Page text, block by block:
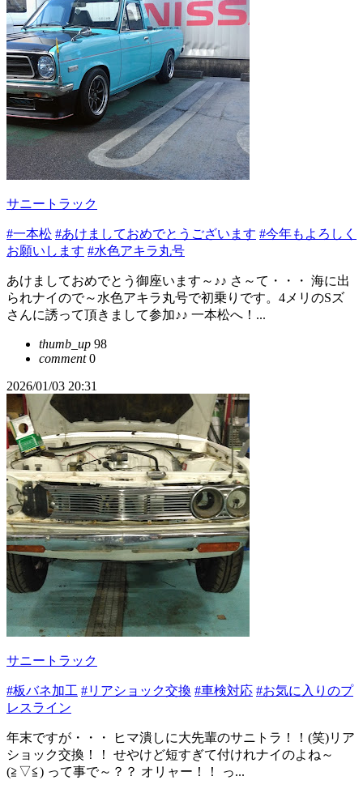
サニートラック
#一本松 #あけましておめでとうございます #今年もよろしく
お願いします #水色アキラ丸号
あけましておめでとう御座います～♪♪ さ～て・・・ 海に出
られナイので～水色アキラ丸号で初乗りです。4メリのSズ
さんに誘って頂きまして参加♪♪ 一本松へ！...
thumb_up 98
comment0
2026/01/03 20:31
サニートラック
#板バネ加工 #リアショック交換 #車検対応 #お気に入りのプ
レスライン
年末ですが・・・ ヒマ潰しに大先輩のサニトラ！！(笑)リア
ショック交換！！ せやけど短すぎて付けれナイのよね～
(≧▽≦) って事で～？？ オリャー！！ っ...